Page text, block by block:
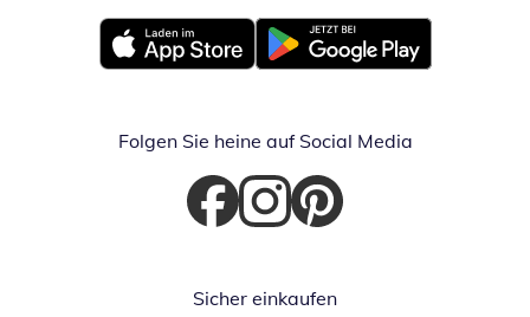
Öffnet in neuem FensterÖffnet in neuem Fenster
Folgen Sie heine auf Social Media
Öffnet in neuem Fenster
Öffnet in neuem Fenster
Öffnet in neuem Fenster
Sicher einkaufen